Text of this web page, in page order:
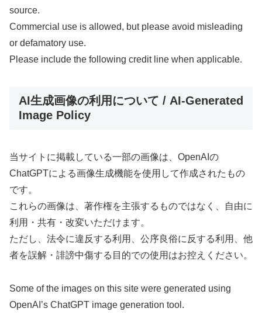
source.
Commercial use is allowed, but please avoid misleading
or defamatory use.
Please include the following credit line when applicable.
AI生成画像の利用について / AI-Generated
Image Policy
当サイトに掲載している一部の画像は、OpenAIの
ChatGPTによる画像生成機能を使用して作成されたもの
です。
これらの画像は、著作権を主張するものではなく、自由に
利用・共有・改変いただけます。
ただし、法令に違反する利用、公序良俗に反する利用、他
者を誤解・誹謗中傷する目的での使用はお控えください。
Some of the images on this site were generated using
OpenAI’s ChatGPT image generation tool.